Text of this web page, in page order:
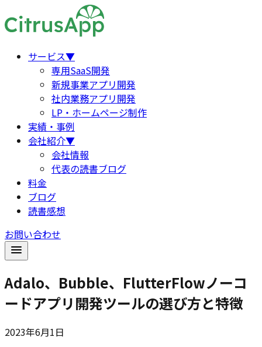
サービス▼
専用SaaS開発
新規事業アプリ開発
社内業務アプリ開発
LP・ホームページ制作
実績・事例
会社紹介▼
会社情報
代表の読書ブログ
料金
ブログ
読書感想
お問い合わせ
Adalo、Bubble、FlutterFlow――ノーコ
ードアプリ開発ツールの選び方と特徴
2023年6月1日